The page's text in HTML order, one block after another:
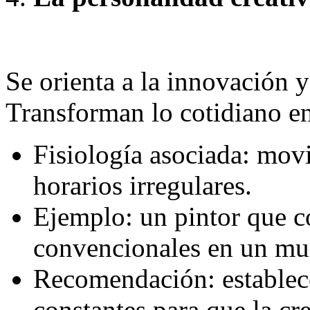
Se orienta a la innovación
Transforman lo cotidiano
Fisiología asociada:
horarios irregulares.
Ejemplo: un pintor que
convencionales en un
Recomendación: